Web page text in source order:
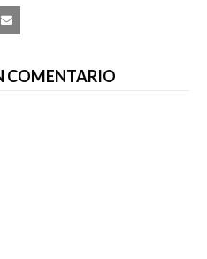
COMENTARIO